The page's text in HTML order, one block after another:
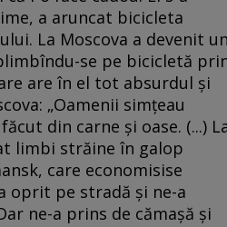
a aruncat bicicleta
La Moscova a devenit un
se pe bicicletă
are în el tot absurdul și
„Oamenii simțeau
din carne și oase. (...)
limbi străine în galop
care economisise
oprit pe stradă și ne-a
ne-a prins de cămașă și